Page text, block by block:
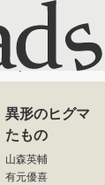
グマ ＯＳＯ１
ヒグマ ＯＳＯ
異形のヒグマ
たもの
山森英輔
有元優喜